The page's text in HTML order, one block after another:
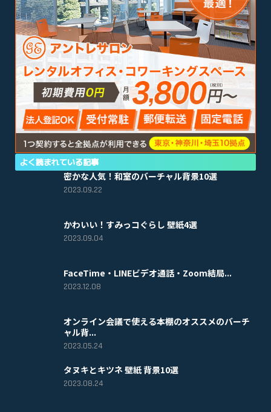
よく読まれている記事
密かな人気！和室のバーチャル背景10選
2023.09.22
かわいい！すみっコぐらし 壁紙4選
2023.09.04
FaceTime・LINEビデオ通話・Zoom結局...
2023.12.08
オンライン会議で使える本棚のオススメのバーチ
ャル背...
2023.05.24
タヌキとキツネ 壁紙 背景10選
2023.08.24